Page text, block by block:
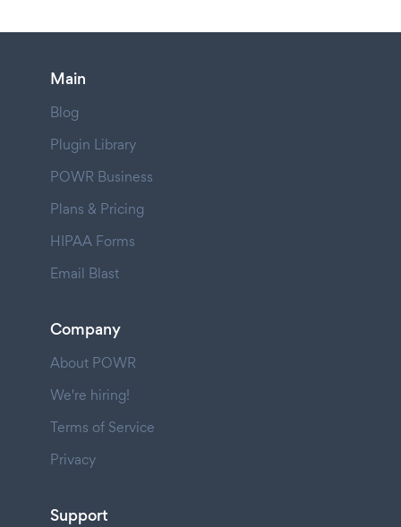
Main
Blog
Plugin Library
POWR Business
Plans & Pricing
HIPAA Forms
Email Blast
Company
About POWR
We're hiring!
Terms of Service
Privacy
Support